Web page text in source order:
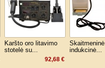
Karšto oro litavimo
stotelė su...
92,68 €
Skaitmeninė
indukcinė...